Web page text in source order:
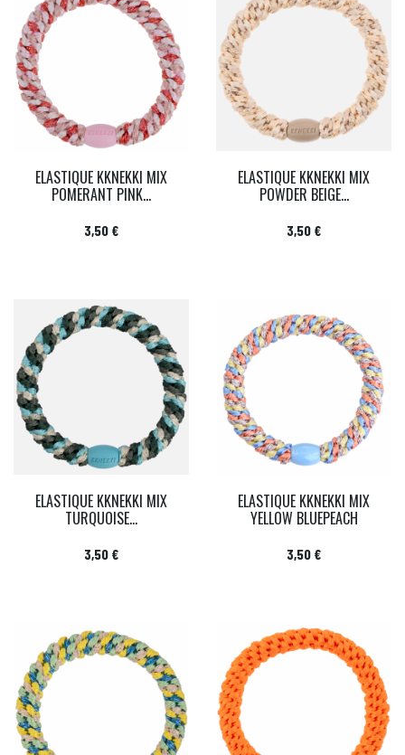
ELASTIQUE KKNEKKI MIX
POMERANT PINK...
Prix
3,50 €
ELASTIQUE KKNEKKI MIX
POWDER BEIGE...
Prix
3,50 €
ELASTIQUE KKNEKKI MIX
TURQUOISE...
Prix
3,50 €
ELASTIQUE KKNEKKI MIX
YELLOW BLUEPEACH
Prix
3,50 €